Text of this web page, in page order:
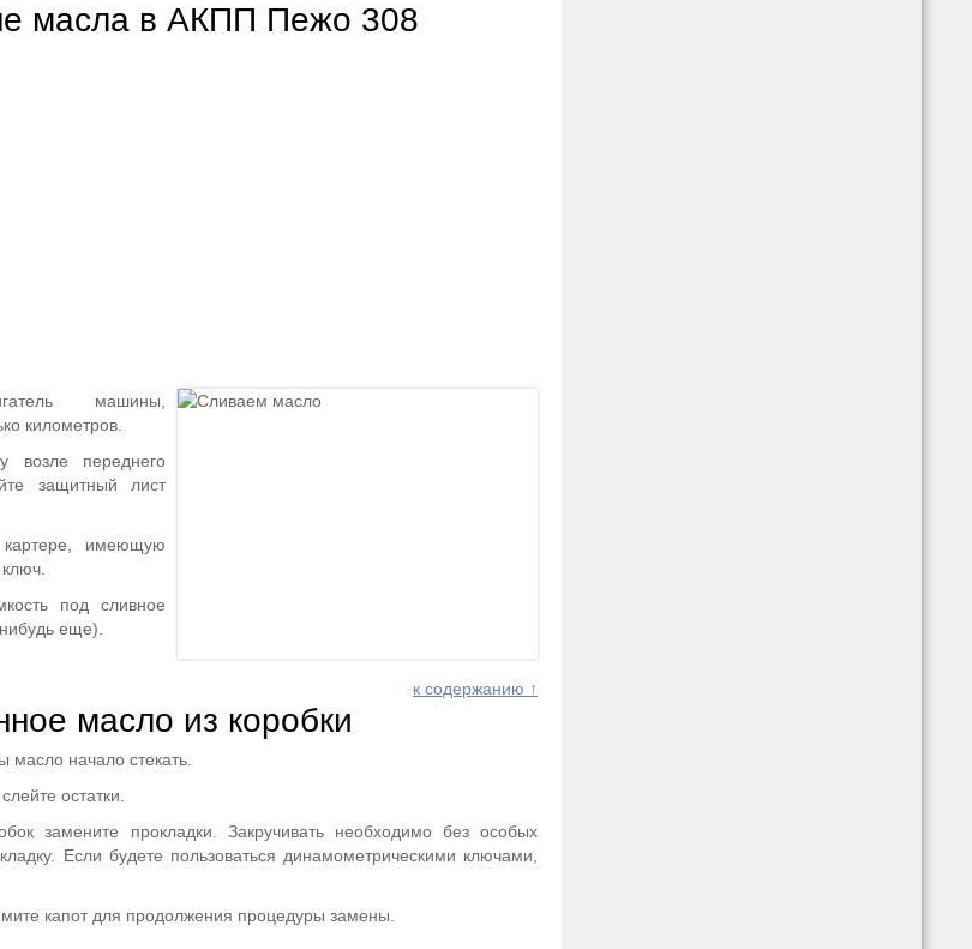
масла в АКПП Пежо 308
машины,
километров.
возле переднего
защитный лист
имеющую
под сливное
еще).
к содержанию ↑
масло из коробки
масло начало стекать.
остатки.
замените прокладки. Закручивать необходимо без особых
Если будете пользоваться динамометрическими ключами,
капот для продолжения процедуры замены.